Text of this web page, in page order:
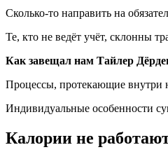
Сколько-то направить на
Те, кто не ведёт учёт, склонны
Как завещал нам Тайлер
Процессы, протекающие внутри
Индивидуальные особенности
Калории не